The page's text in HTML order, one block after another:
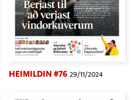
HEIMILDIN #76 29/11/2024